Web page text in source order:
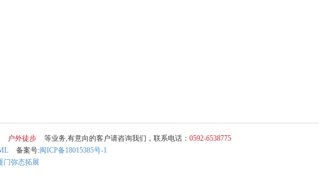
户外徒步 等业务,有意向的客户请咨询我们，联系电话： 0592-6538775
备案号:闽ICP备18015385号-1
门弥态拓展